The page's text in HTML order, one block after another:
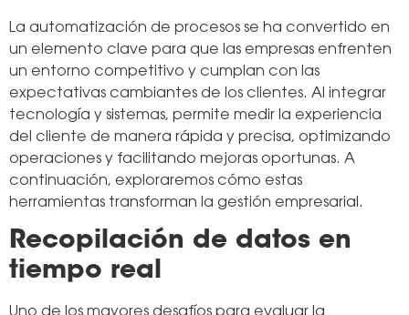
La automatización de procesos se ha convertido en
un elemento clave para que las empresas enfrenten
un entorno competitivo y cumplan con las
expectativas cambiantes de los clientes. Al integrar
tecnología y sistemas, permite medir la experiencia
del cliente de manera rápida y precisa, optimizando
operaciones y facilitando mejoras oportunas. A
continuación, exploraremos cómo estas
herramientas transforman la gestión empresarial.
Recopilación de datos en
tiempo real